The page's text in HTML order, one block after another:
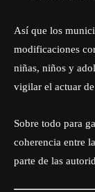
Así que los
modificaciones
niñas, niños y
vigilar el actuar
Sobre todo para
coherencia entre
parte de las